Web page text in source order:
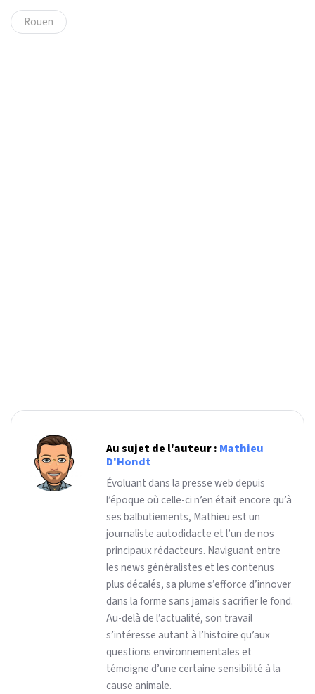
Rouen
Au sujet de l'auteur : Mathieu
D'Hondt
Évoluant dans la presse web depuis
l’époque où celle-ci n’en était encore qu’à
ses balbutiements, Mathieu est un
journaliste autodidacte et l’un de nos
principaux rédacteurs. Naviguant entre
les news généralistes et les contenus
plus décalés, sa plume s’efforce d’innover
dans la forme sans jamais sacrifier le fond.
Au-delà de l’actualité, son travail
s’intéresse autant à l’histoire qu’aux
questions environnementales et
témoigne d’une certaine sensibilité à la
cause animale.